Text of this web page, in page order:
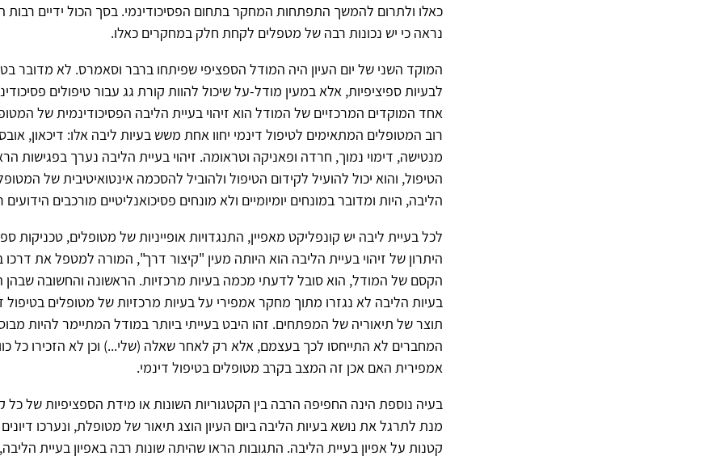
כאלו ולתרום להמשך התפתחות המחקר בתחום הפסיכודינמי. בסך הכול ידיים רבות
נראה כי יש נכונות רבה של מטפלים לקחת חלק במחקרים כאלו.
המוקד השני של יום העיון היה המודל הספציפי שפיתחו ברבר וסאמרס. לא מדובר
לבעיות ספיציפיות, אלא במעין מודל-על שיכול להוות קורת גג עבור טיפולים
אחד המוקדים המרכזיים של המודל הוא זיהוי בעיית הליבה הפסיכודינמית של
רוב המטופלים המתאימים לטיפול דינמי יחוו אחת משש בעיות ליבה אלו: דיכאון,
מנטישה, דימוי נמוך, חרדה ופאניקה וטראומה. זיהוי בעיית הליבה נערך בפגישות
הטיפול, והוא יכול להועיל לקידום הטיפול ולהוביל להסכמה אינטואיטיבית של
הליבה, היות ומדובר במונחים יומיומיים ולא מונחים פסיכואנליטיים מורכבים
לכל בעיית ליבה יש קונפליקט מאפיין, התנגדויות אופייניות של מטופלים, טכניקות
היתרון של זיהוי בעיית הליבה הוא היותה מעין "קיצור דרך", המורה למטפל את דרכו
הקסם של המודל, הוא סובל לדעתי מכמה בעיות מרכזיות. הראשונה והחשובה
בעיות הליבה לא נגזרו מתוך מחקר אמפירי על בעיות מרכזיות של מטופלים בטיפול
תוצר של תיאוריה של המפתחים. זהו היבט בעייתי ביותר במודל המתיימר להיות
המחברים לא התייחסו לכך בעצמם, אלא רק לאחר שאלה (שלי...) וכן לא הזכירו כל
אמפירית האם אכן זה המצב בקרב מטופלים בטיפול דינמי.
בעיה נוספת הינה החפיפה הרבה בין הקטגוריות השונות או מידת הספציפיות של כל
מנת לתרגל את נושא בעיות הליבה ביום העיון הוצג תיאור של מטופלת, ונערכו
קטנות על אפיון בעיית הליבה. התגובות הראו שהיתה שונות רבה באפיון בעיית